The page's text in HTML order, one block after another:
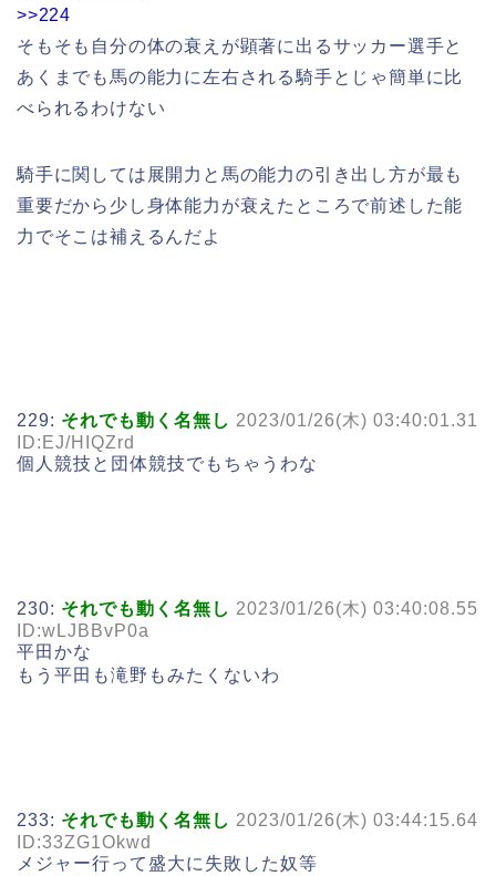
>>224
そもそも自分の体の衰えが顕著に出るサッカー選手と
あくまでも馬の能力に左右される騎手とじゃ簡単に比
べられるわけない
騎手に関しては展開力と馬の能力の引き出し方が最も
重要だから少し身体能力が衰えたところで前述した能
力でそこは補えるんだよ
229: それでも動く名無し 2023/01/26(木) 03:40:01.31
ID:EJ/HIQZrd
個人競技と団体競技でもちゃうわな
230: それでも動く名無し 2023/01/26(木) 03:40:08.55
ID:wLJBBvP0a
平田かな
もう平田も滝野もみたくないわ
233: それでも動く名無し 2023/01/26(木) 03:44:15.64
ID:33ZG1Okwd
メジャー行って盛大に失敗した奴等